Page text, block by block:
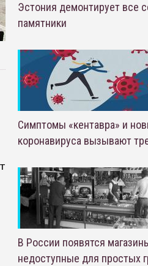
Эстония демонтирует все
памятники
Симптомы «кентавра» и
коронавируса вызывают
В России появятся
недоступные для простых